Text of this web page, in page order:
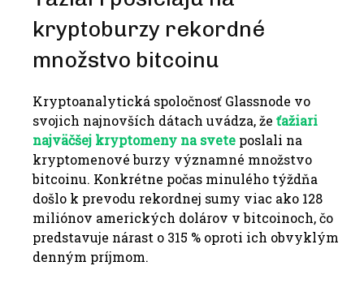
kryptoburzy rekordné
množstvo bitcoinu
Kryptoanalytická spoločnosť Glassnode vo
svojich najnovších dátach uvádza, že ťažiari
najväčšej kryptomeny na svete poslali na
kryptomenové burzy významné množstvo
bitcoinu. Konkrétne počas minulého týždňa
došlo k prevodu rekordnej sumy viac ako 128
miliónov amerických dolárov v bitcoinoch, čo
predstavuje nárast o 315 % oproti ich obvyklým
denným príjmom.